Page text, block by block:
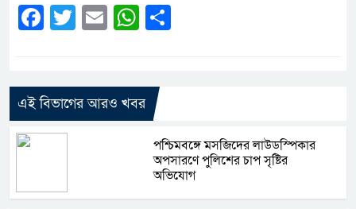
Facebook
Twitter
EmailWhatsApp
এই বিভাগের আরও খবর
পশ্চিমবঙ্গে মসজিদের লাউডস্পিকার
অপসারণে পুলিশের চাপ সৃষ্টির
অভিযোগ